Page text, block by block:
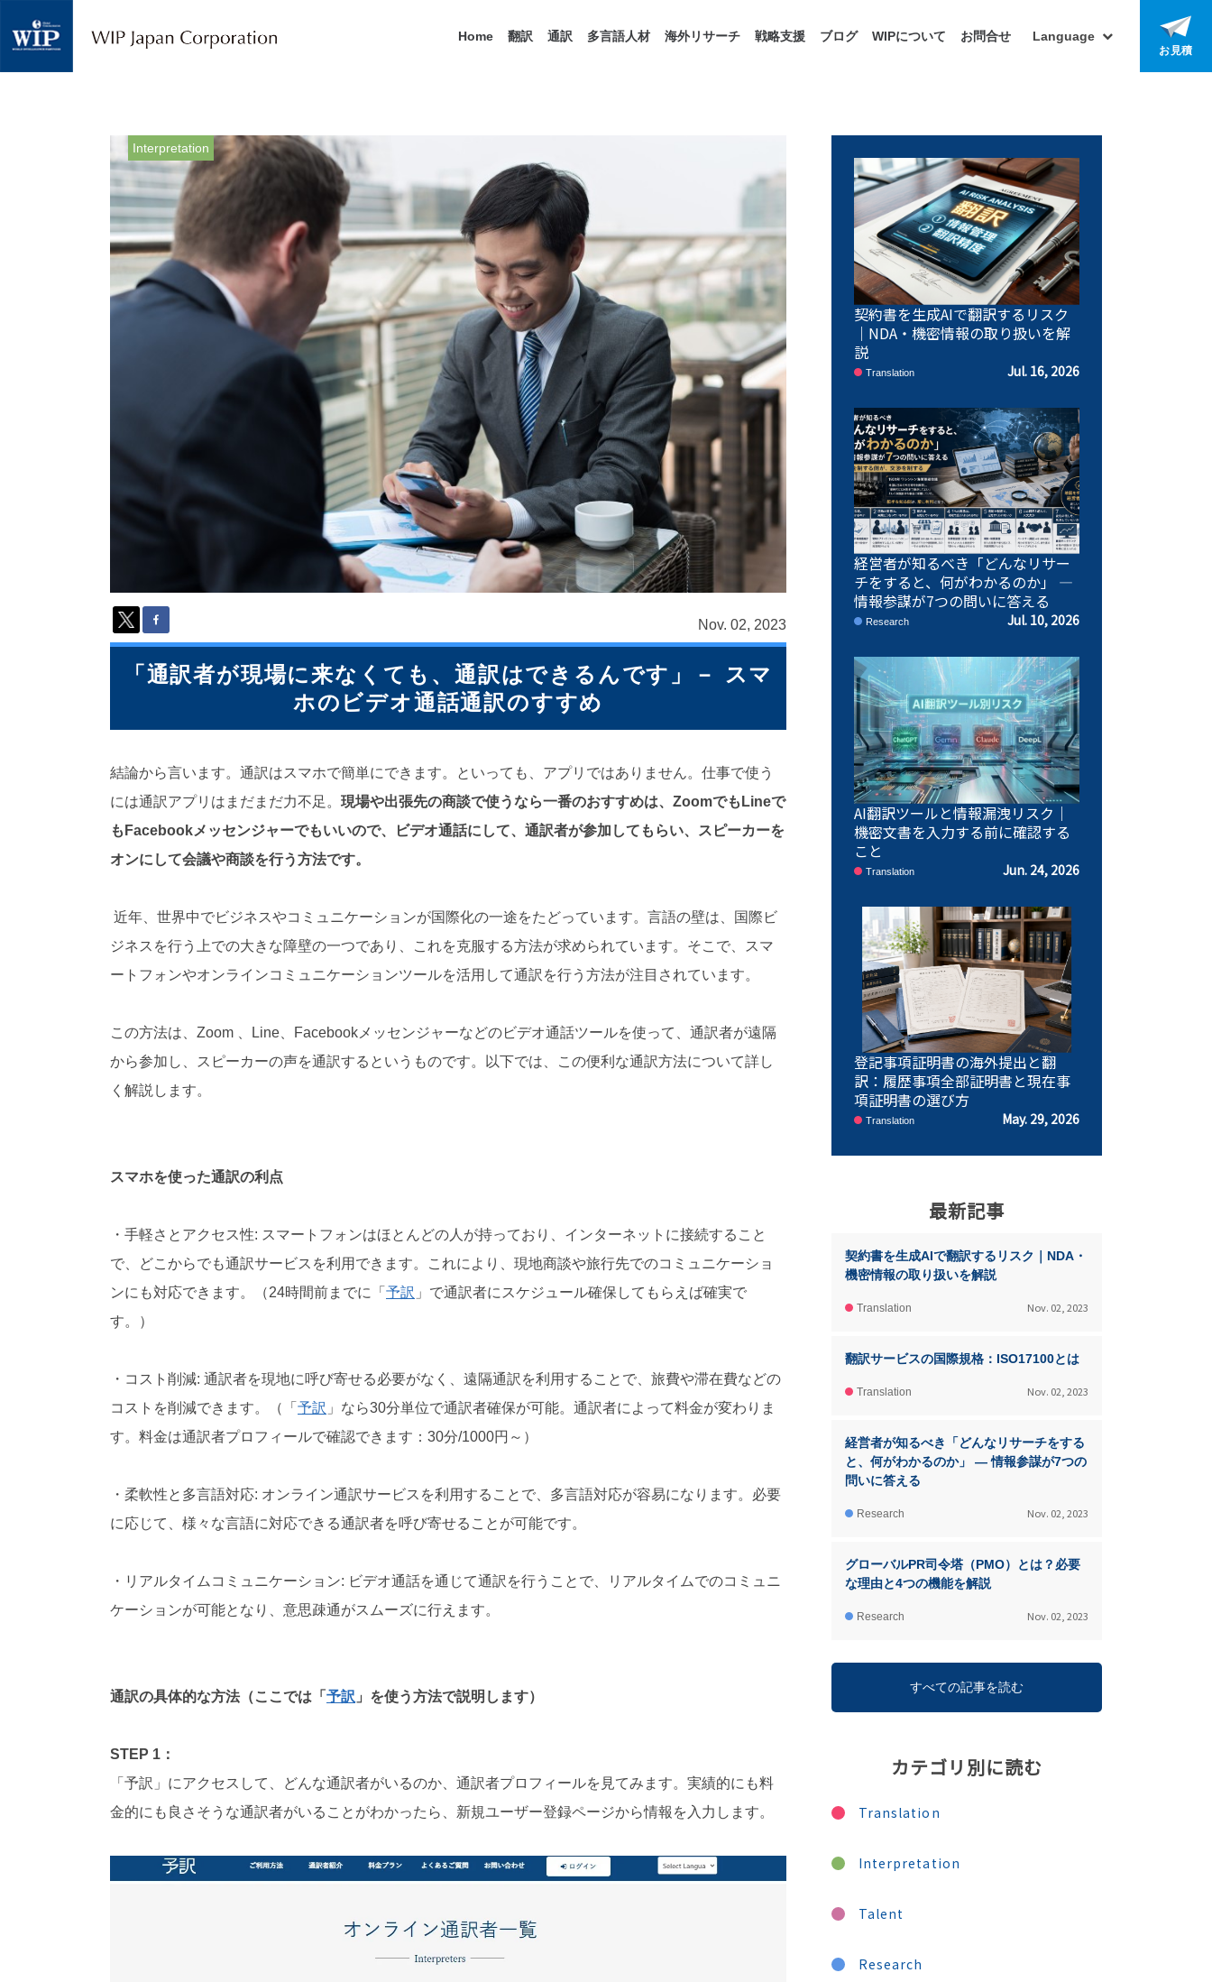
P
｜
翻
訳
海
外
・
（
言
2
0
国
）
Home 翻訳 通訳 多言語人材 海外リサーチ 戦略支援 ブログ WIPについて お問合せ Language
お見積
Interpretation
Nov. 02, 2023
「通訳者が現場に来なくても、通訳はできるんです」－ スマ
ホのビデオ通話通訳のすすめ
結論から言います。通訳はスマホで簡単にできます。といっても、アプリではありません。仕事で使う
には通訳アプリはまだまだ力不足。 現場や出張先の商談で使うなら一番のおすすめは、ZoomでもLineで
もFacebookメッセンジャーでもいいので、ビデオ通話にして、通訳者が参加してもらい、スピーカーを
オンにして会議や商談を行う方法です。
近年、世界中でビジネスやコミュニケーションが国際化の一途をたどっています。言語の壁は、国際ビ
ジネスを行う上での大きな障壁の一つであり、これを克服する方法が求められています。そこで、スマ
ートフォンやオンラインコミュニケーションツールを活用して通訳を行う方法が注目されています。
この方法は、Zoom 、Line、Facebookメッセンジャーなどのビデオ通話ツールを使って、通訳者が遠隔
から参加し、スピーカーの声を通訳するというものです。以下では、この便利な通訳方法について詳し
く解説します。
スマホを使った通訳の利点
・手軽さとアクセス性: スマートフォンはほとんどの人が持っており、インターネットに接続すること
で、どこからでも通訳サービスを利用できます。これにより、現地商談や旅行先でのコミュニケーショ
ンにも対応できます。（24時間前までに「 予訳 」で通訳者にスケジュール確保してもらえば確実で
す。）
・コスト削減: 通訳者を現地に呼び寄せる必要がなく、遠隔通訳を利用することで、旅費や滞在費などの
コストを削減できます。（「 予訳 」なら30分単位で通訳者確保が可能。通訳者によって料金が変わりま
す。料金は通訳者プロフィールで確認できます：30分/1000円～）
・柔軟性と多言語対応: オンライン通訳サービスを利用することで、多言語対応が容易になります。必要
に応じて、様々な言語に対応できる通訳者を呼び寄せることが可能です。
・リアルタイムコミュニケーション: ビデオ通話を通じて通訳を行うことで、リアルタイムでのコミュニ
ケーションが可能となり、意思疎通がスムーズに行えます。
通訳の具体的な方法（ここでは「 予訳 」を使う方法で説明します）
STEP 1：
「予訳」にアクセスして、どんな通訳者がいるのか、通訳者プロフィールを見てみます。実績的にも料
金的にも良さそうな通訳者がいることがわかったら、新規ユーザー登録ページから情報を入力します。
契約書を生成AIで翻訳するリスク
｜NDA・機密情報の取り扱いを解
説
Translation Jul. 16, 2026
経営者が知るべき「どんなリサー
チをすると、何がわかるのか」 ―
情報参謀が7つの問いに答える
Research Jul. 10, 2026
AI翻訳ツールと情報漏洩リスク｜
機密文書を入力する前に確認する
こと
Translation Jun. 24, 2026
登記事項証明書の海外提出と翻
訳：履歴事項全部証明書と現在事
項証明書の選び方
Translation May. 29, 2026
最新記事
契約書を生成AIで翻訳するリスク｜NDA・
機密情報の取り扱いを解説
Translation Nov. 02, 2023
翻訳サービスの国際規格：ISO17100とは
Translation Nov. 02, 2023
経営者が知るべき「どんなリサーチをする
と、何がわかるのか」 ― 情報参謀が7つの
問いに答える
Research Nov. 02, 2023
グローバルPR司令塔（PMO）とは？必要
な理由と4つの機能を解説
Research Nov. 02, 2023
すべての記事を読む
カテゴリ別に読む
Translation
Interpretation
Talent
Research